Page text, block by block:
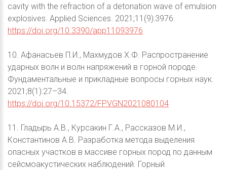
cavity with the refraction of a detonation wave of emulsion
explosives. Applied Sciences. 2021;11(9):3976.
https://doi.org/10.3390/app11093976
10. Афанасьев П.И., Махмудов Х.Ф. Распространение
ударных волн и волн напряжений в горной породе.
Фундаментальные и прикладные вопросы горных наук.
2021;8(1):27–34.
https://doi.org/10.15372/FPVGN2021080104
11. Гладырь А.В., Курсакин Г.А., Рассказов М.И.,
Константинов А.В. Разработка метода выделения
опасных участков в массиве горных пород по данным
сейсмоакустических наблюдений. Горный